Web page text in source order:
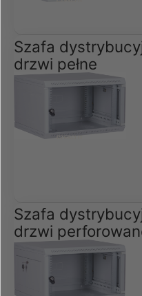
Szafa
drzwi pełne
Szafa
drzwi